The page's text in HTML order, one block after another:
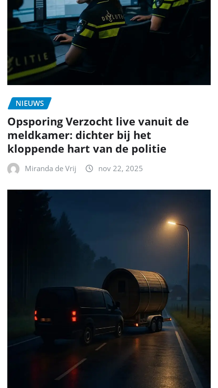
NIEUWS
Opsporing Verzocht live vanuit de
meldkamer: dichter bij het
kloppende hart van de politie
Miranda de Vrij nov 22, 2025